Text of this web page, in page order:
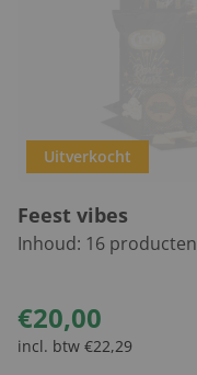
Uitverkocht
Feest vibes
Inhoud: 16 producten
€20,00
incl. btw €22,29